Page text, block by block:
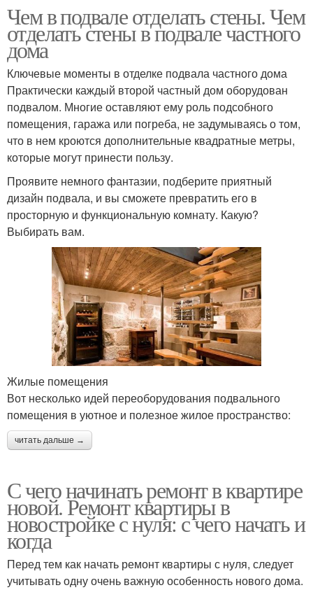
Чем в подвале отделать стены. Чем
отделать стены в подвале частного
дома
Ключевые моменты в отделке подвала частного дома
Практически каждый второй частный дом оборудован
подвалом. Многие оставляют ему роль подсобного
помещения, гаража или погреба, не задумываясь о том,
что в нем кроются дополнительные квадратные метры,
которые могут принести пользу.
Проявите немного фантазии, подберите приятный
дизайн подвала, и вы сможете превратить его в
просторную и функциональную комнату. Какую?
Выбирать вам.
Жилые помещения
Вот несколько идей переоборудования подвального
помещения в уютное и полезное жилое пространство:
читать дальше →
С чего начинать ремонт в квартире
новой. Ремонт квартиры в
новостройке с нуля: с чего начать и
когда
Перед тем как начать ремонт квартиры с нуля, следует
учитывать одну очень важную особенность нового дома.